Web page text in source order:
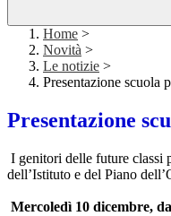
Home >
Novità >
Le notizie >
Presentazione scuola
Presentazione
I genitori delle future classi
dell’Istituto e del Piano
Mercoledì 10 dicembre,